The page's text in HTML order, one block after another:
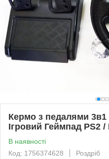
Кермо з педалями
Ігровий Геймпад PS2 /
В наявності
Код: 1756374628
Роздріб